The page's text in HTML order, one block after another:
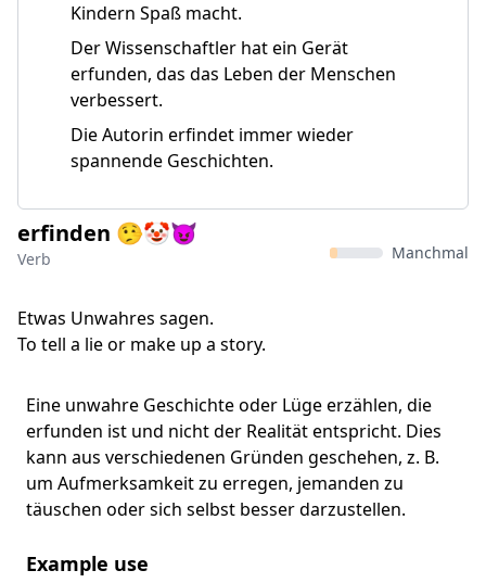
Kindern Spaß macht.
Der Wissenschaftler hat ein Gerät
erfunden, das das Leben der Menschen
verbessert.
Die Autorin erfindet immer wieder
spannende Geschichten.
erfinden 🤥🤡😈
Verb Manchmal
Etwas Unwahres sagen.
To tell a lie or make up a story.
Eine unwahre Geschichte oder Lüge erzählen, die
erfunden ist und nicht der Realität entspricht. Dies
kann aus verschiedenen Gründen geschehen, z. B.
um Aufmerksamkeit zu erregen, jemanden zu
täuschen oder sich selbst besser darzustellen.
Example use